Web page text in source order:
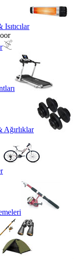
Ağırlıklar